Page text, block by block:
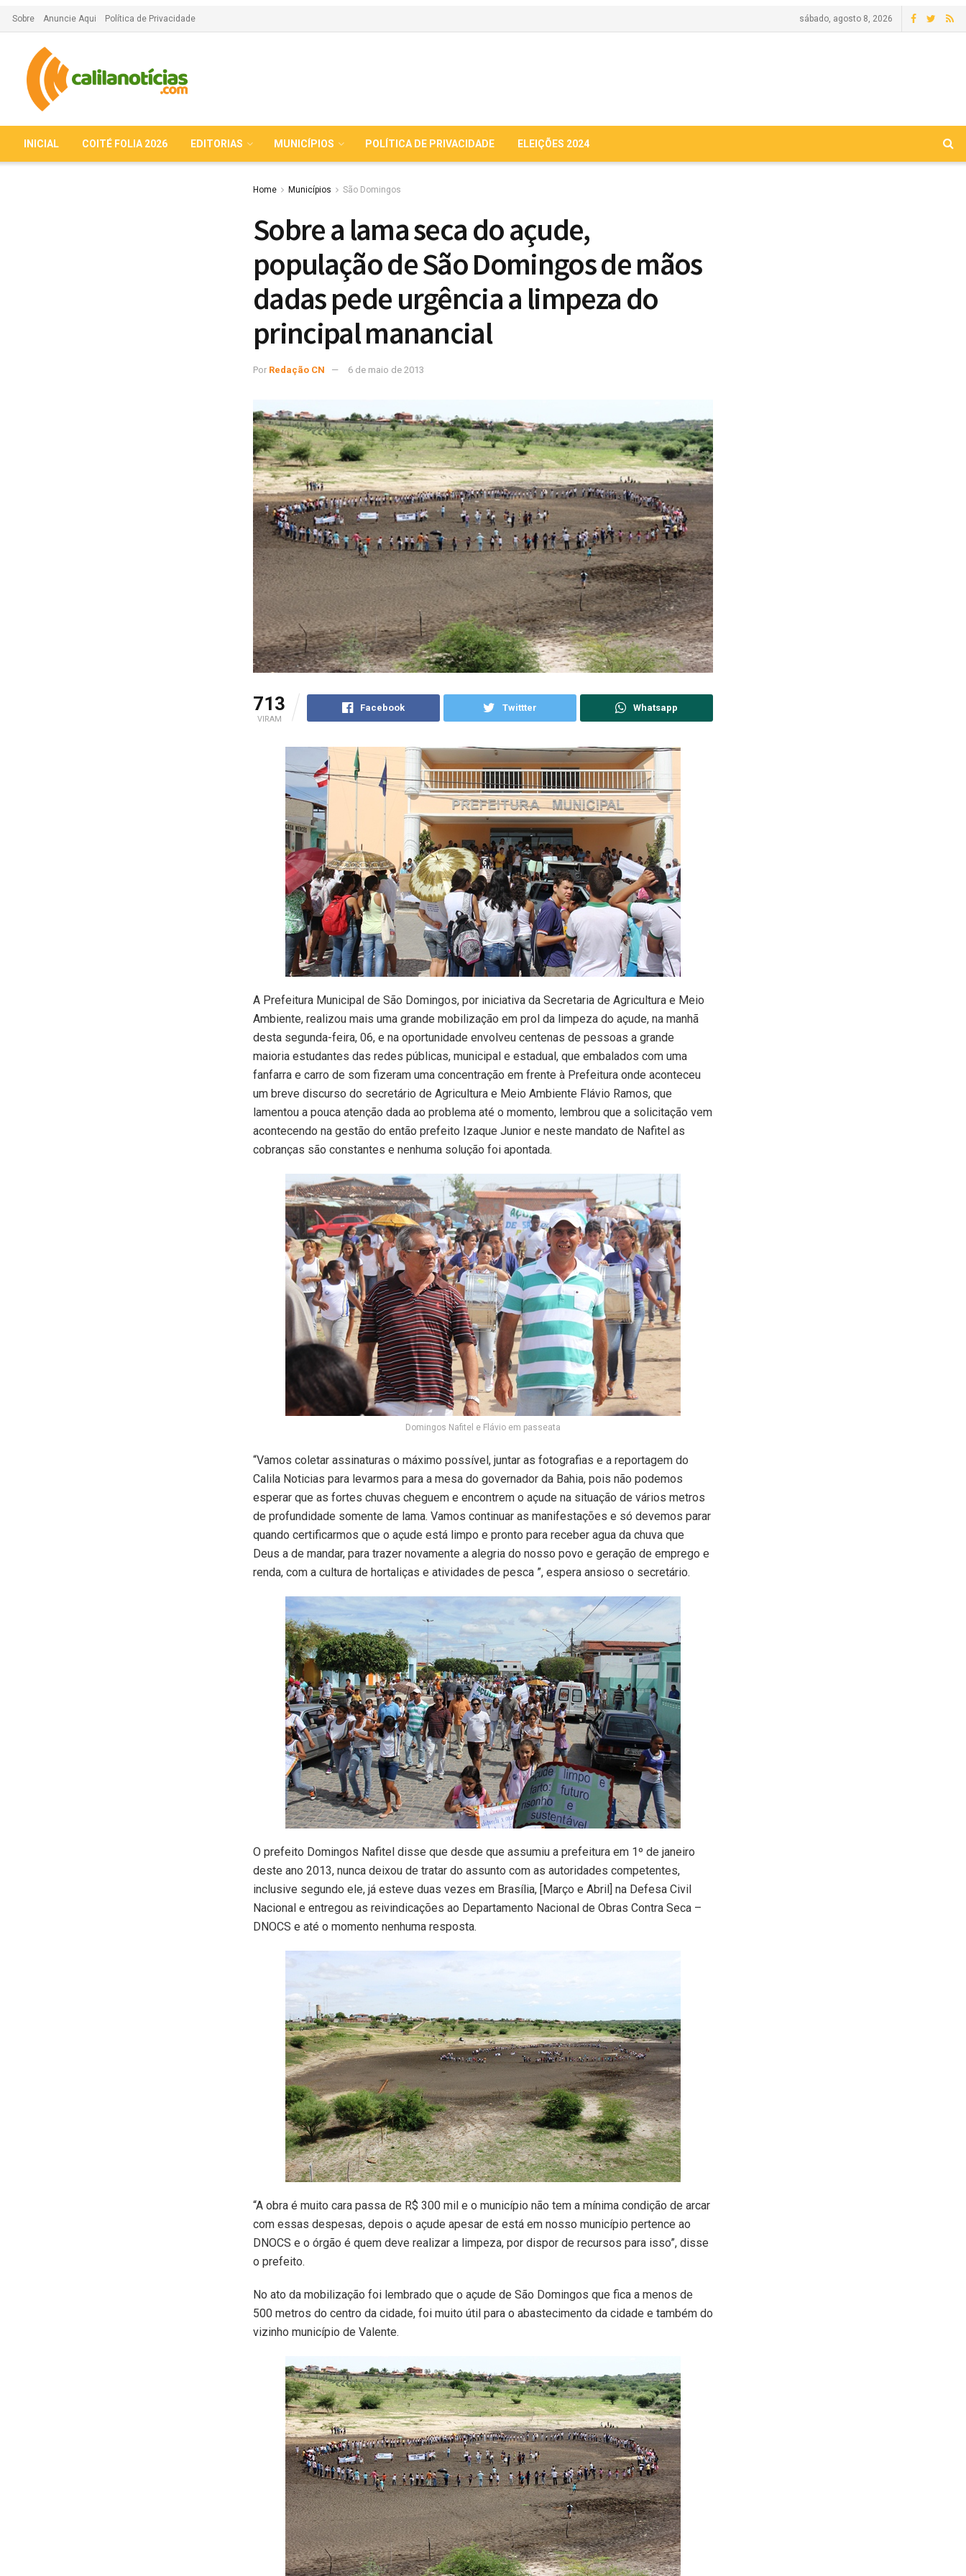
Sobre Anuncie Aqui Política de Privacidade sábado, agosto 8, 2026
INICIAL COITÉ FOLIA 2026 EDITORIAS MUNICÍPIOS POLÍTICA DE PRIVACIDADE ELEIÇÕES 2024
Home Municípios São Domingos
Sobre a lama seca do açude,
população de São Domingos de mãos
dadas pede urgência a limpeza do
principal manancial
Por Redação CN 6 de maio de 2013
713
VIRAM
Facebook Twittter Whatsapp
A Prefeitura Municipal de São Domingos, por iniciativa da Secretaria de Agricultura e Meio
Ambiente, realizou mais uma grande mobilização em prol da limpeza do açude, na manhã
desta segunda-feira, 06, e na oportunidade envolveu centenas de pessoas a grande
maioria estudantes das redes públicas, municipal e estadual, que embalados com uma
fanfarra e carro de som fizeram uma concentração em frente à Prefeitura onde aconteceu
um breve discurso do secretário de Agricultura e Meio Ambiente Flávio Ramos, que
lamentou a pouca atenção dada ao problema até o momento, lembrou que a solicitação vem
acontecendo na gestão do então prefeito Izaque Junior e neste mandato de Nafitel as
cobranças são constantes e nenhuma solução foi apontada.
Domingos Nafitel e Flávio em passeata
“Vamos coletar assinaturas o máximo possível, juntar as fotografias e a reportagem do
Calila Noticias para levarmos para a mesa do governador da Bahia, pois não podemos
esperar que as fortes chuvas cheguem e encontrem o açude na situação de vários metros
de profundidade somente de lama. Vamos continuar as manifestações e só devemos parar
quando certificarmos que o açude está limpo e pronto para receber agua da chuva que
Deus a de mandar, para trazer novamente a alegria do nosso povo e geração de emprego e
renda, com a cultura de hortaliças e atividades de pesca ”, espera ansioso o secretário.
O prefeito Domingos Nafitel disse que desde que assumiu a prefeitura em 1º de janeiro
deste ano 2013, nunca deixou de tratar do assunto com as autoridades competentes,
inclusive segundo ele, já esteve duas vezes em Brasília, [Março e Abril] na Defesa Civil
Nacional e entregou as reivindicações ao Departamento Nacional de Obras Contra Seca –
DNOCS e até o momento nenhuma resposta.
“A obra é muito cara passa de R$ 300 mil e o município não tem a mínima condição de arcar
com essas despesas, depois o açude apesar de está em nosso município pertence ao
DNOCS e o órgão é quem deve realizar a limpeza, por dispor de recursos para isso”, disse
o prefeito.
No ato da mobilização foi lembrado que o açude de São Domingos que fica a menos de
500 metros do centro da cidade, foi muito útil para o abastecimento da cidade e também do
vizinho município de Valente.